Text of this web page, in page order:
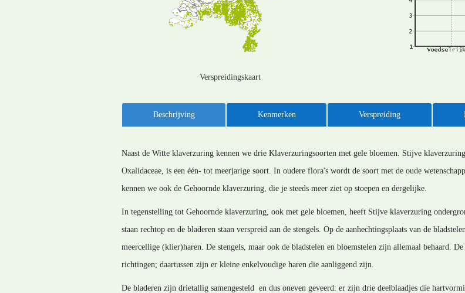
Verspreidingskaart
Beschrijving Kenmerken Verspreiding
Naast de Witte klaverzuring kennen we drie Klaverzuringsoorten met gele bloemen. Stijve
Oxalidaceae, is een één- tot meerjarige soort. In oudere flora's wordt de soort met de oude
kennen we ook de Gehoornde klaverzuring, die je steeds meer ziet op stoepen en dergelijke.
In tegenstelling tot Gehoornde klaverzuring, ook met gele bloemen, heeft Stijve klaverzuring
staan rechtop en de bladeren staan verspreid aan de stengels. Op de aanhechtingsplaats van de
meercellige (klier)haren. De stengels, maar ook de bladstelen en bloemstelen zijn allemaal behaard.
richtingen; daartussen zijn er kleine enkelvoudige haren die aanliggend zijn.
De bladeren zijn drietallig samengesteld en dus oneven geveerd: er zijn drie deelblaadjes die